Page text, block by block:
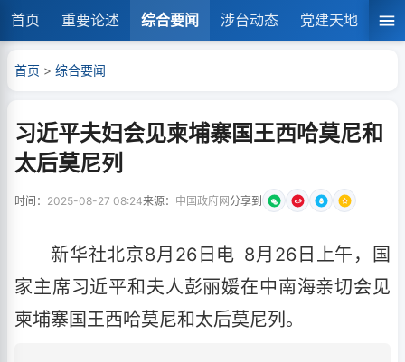
首页 重要论述 综合要闻 涉台动态 党建天地 湘
首页 > 综合要闻
习近平夫妇会见柬埔寨国王西哈莫尼和
太后莫尼列
时间： 2025-08-27 08:24来源： 中国政府网分享到
新华社北京8月26日电 8月26日上午，国
家主席习近平和夫人彭丽媛在中南海亲切会见
柬埔寨国王西哈莫尼和太后莫尼列。